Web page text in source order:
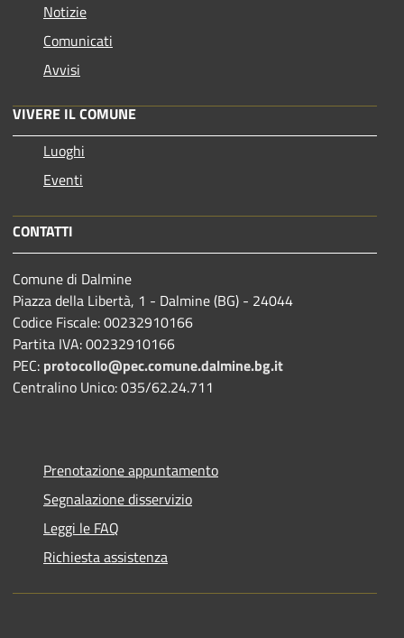
Notizie
Comunicati
Avvisi
VIVERE IL COMUNE
Luoghi
Eventi
CONTATTI
Comune di Dalmine
Piazza della Libertà, 1 - Dalmine (BG) - 24044
Codice Fiscale: 00232910166
Partita IVA: 00232910166
PEC: protocollo@pec.comune.dalmine.bg.it
Centralino Unico: 035/62.24.711
Prenotazione appuntamento
Segnalazione disservizio
Leggi le FAQ
Richiesta assistenza